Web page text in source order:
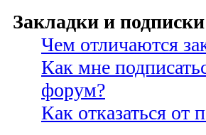
Закладки и
Чем отличаются
Как мне
форум?
Как отказаться от